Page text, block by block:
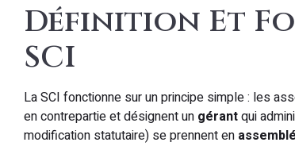
Définition Et
SCI
La SCI fonctionne sur un principe simple : les
en contrepartie et désignent un gérantqui
modification statutaire) se prennent en